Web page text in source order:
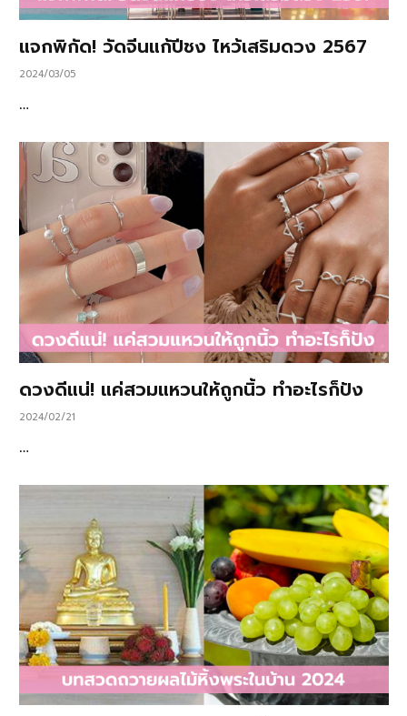
แจกพิกัด! วัดจีนแก้ปีชง ไหว้เสริมดวง 2567
2024/03/05
…
ดวงดีแน่! แค่สวมแหวนให้ถูกนิ้ว ทำอะไรก็ปัง
2024/02/21
…